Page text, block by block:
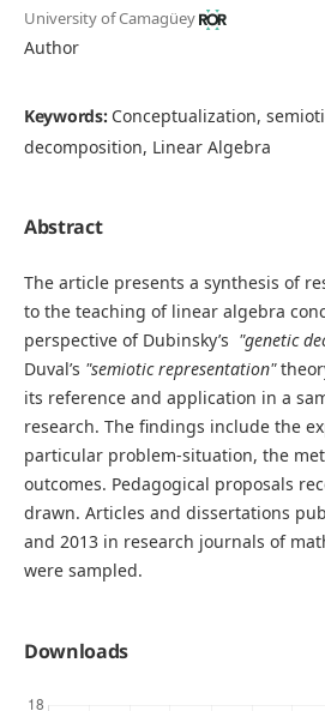
University of Camagüey
Author
Keywords: Conceptualization,
decomposition, Linear Algebra
Abstract
The article presents a synthesis of
to the teaching of linear algebra
perspective of Dubinsky’s "genetic
Duval’s "semiotic representation"
its reference and application in a
research. The findings include the
particular problem-situation, the
outcomes. Pedagogical proposals
drawn. Articles and dissertations
and 2013 in research journals of
were sampled.
Downloads